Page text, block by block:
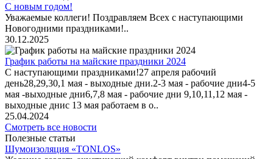
С новым годом!
Уважаемые коллеги! Поздравляем Всех с наступающими
Новогодними праздниками!..
30.12.2025
График работы на майские праздники 2024
С наступающими праздниками!27 апреля рабочий
день28,29,30,1 мая - выходные дни.2-3 мая - рабочие дни4-5
мая -выходные дни6,7,8 мая - рабочие дни 9,10,11,12 мая -
выходные днис 13 мая работаем в о..
25.04.2024
Смотреть все новости
Полезные статьи
Шумоизоляция «TONLOS»